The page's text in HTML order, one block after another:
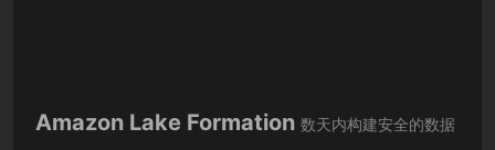
Amazon Lake Formation 数天内构建安全的数据